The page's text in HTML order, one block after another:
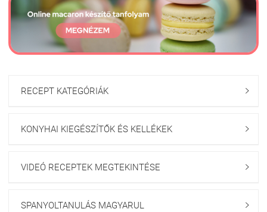
RECEPT KATEGÓRIÁK 
KONYHAI KIEGÉSZÍTŐK ÉS KELLÉKEK 
VIDEÓ RECEPTEK MEGTEKINTÉSE 
SPANYOLTANULÁS MAGYARUL 